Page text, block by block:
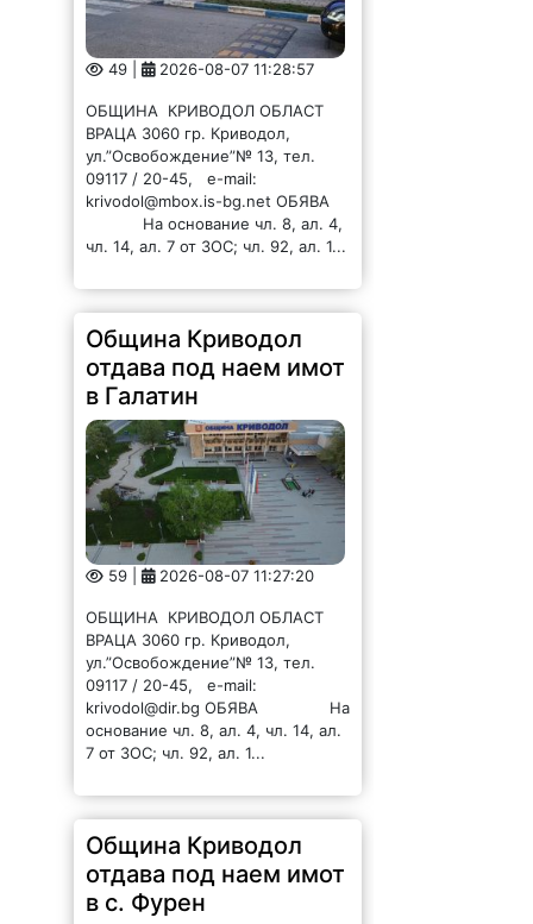
49 | 2026-08-07 11:28:57
ОБЩИНА КРИВОДОЛ ОБЛАСТ
ВРАЦА 3060 гр. Криводол,
09117 / 20-45, e-mail:
krivodol@mbox.is-bg.net ОБЯВА
На основание чл. 8, ал. 4,
чл. 14, ал. 7 от ЗОС; чл. 92, ал. 1...
отдава под наем имот
в Галатин
59 | 2026-08-07 11:27:20
ОБЩИНА КРИВОДОЛ ОБЛАСТ
ВРАЦА 3060 гр. Криводол,
09117 / 20-45, e-mail:
krivodol@dir.bg ОБЯВА На
основание чл. 8, ал. 4, чл. 14, ал.
7 от ЗОС; чл. 92, ал. 1...
отдава под наем имот
в с. Фурен